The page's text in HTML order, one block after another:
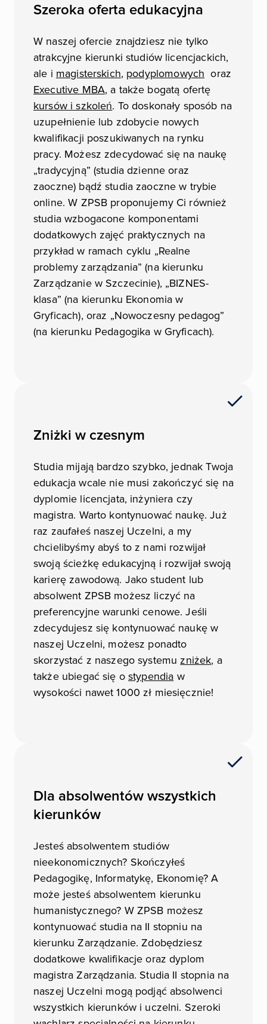
Szeroka oferta edukacyjna
W naszej ofercie znajdziesz nie tylko
atrakcyjne kierunki studiów licencjackich,
ale i magisterskich, podyplomowych oraz
Executive MBA, a także bogatą ofertę
kursów i szkoleń. To doskonały sposób na
uzupełnienie lub zdobycie nowych
kwalifikacji poszukiwanych na rynku
pracy. Możesz zdecydować się na naukę
„tradycyjną” (studia dzienne oraz
zaoczne) bądź studia zaoczne w trybie
online. W ZPSB proponujemy Ci również
studia wzbogacone komponentami
dodatkowych zajęć praktycznych na
przykład w ramach cyklu „Realne
problemy zarządzania” (na kierunku
Zarządzanie w Szczecinie), „BIZNES-
klasa” (na kierunku Ekonomia w
Gryficach), oraz „Nowoczesny pedagog”
(na kierunku Pedagogika w Gryficach).
Zniżki w czesnym
Studia mijają bardzo szybko, jednak Twoja
edukacja wcale nie musi zakończyć się na
dyplomie licencjata, inżyniera czy
magistra. Warto kontynuować naukę. Już
raz zaufałeś naszej Uczelni, a my
chcielibyśmy abyś to z nami rozwijał
swoją ścieżkę edukacyjną i rozwijał swoją
karierę zawodową. Jako student lub
absolwent ZPSB możesz liczyć na
preferencyjne warunki cenowe. Jeśli
zdecydujesz się kontynuować naukę w
naszej Uczelni, możesz ponadto
skorzystać z naszego systemu zniżek, a
także ubiegać się o stypendia w
wysokości nawet 1000 zł miesięcznie!
Dla absolwentów wszystkich
kierunków
Jesteś absolwentem studiów
nieekonomicznych? Skończyłeś
Pedagogikę, Informatykę, Ekonomię? A
może jesteś absolwentem kierunku
humanistycznego? W ZPSB możesz
kontynuować studia na II stopniu na
kierunku Zarządzanie. Zdobędziesz
dodatkowe kwalifikacje oraz dyplom
magistra Zarządzania. Studia II stopnia na
naszej Uczelni mogą podjąć absolwenci
wszystkich kierunków i uczelni. Szeroki